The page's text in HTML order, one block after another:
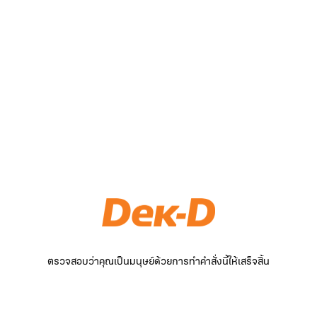
ตรวจสอบว่าคุณเป็นมนุษย์ด้วยการทำคำสั่งนี้ให้เสร็จสิ้น